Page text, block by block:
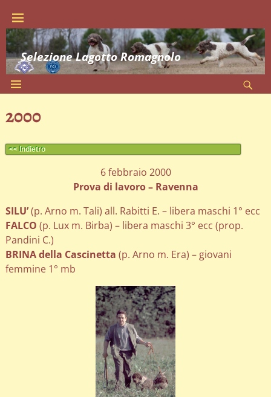
Selezione Lagotto Romagnolo
2000
<< Indietro
6 febbraio 2000
Prova di lavoro – Ravenna
SILU’(p. Arno m. Tali) all. Rabitti E. – libera maschi 1° ecc
FALCO (p. Lux m. Birba) – libera maschi 3° ecc (prop.
Pandini C.)
BRINA della Cascinetta (p. Arno m. Era) – giovani
femmine 1° mb